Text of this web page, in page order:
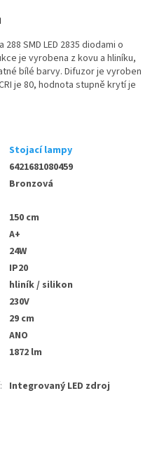
SMD LED 2835 diodami o
je vyrobena z kovu a hliníku,
bílé barvy. Difuzor je vyroben
je 80, hodnota stupně krytí je
Stojací lampy
6421681080459
Bronzová
150 cm
A+
24W
IP20
hliník / silikon
230V
29 cm
ANO
1872 lm
: Integrovaný LED zdroj